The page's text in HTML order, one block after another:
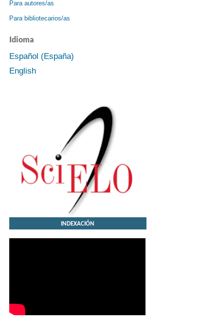
Para autores/as
Para bibliotecarios/as
Idioma
Español (España)
English
INDEXACIÓN